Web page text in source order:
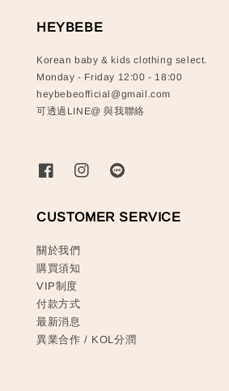
HEYBEBE
Korean baby & kids clothing select.
Monday - Friday 12:00 - 18:00
heybebeofficial@gmail.com
可透過LINE@ 與我聯絡
CUSTOMER SERVICE
關於我們
購買須知
VIP制度
付款方式
最新消息
異業合作 / KOL分潤